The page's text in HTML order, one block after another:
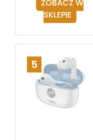
ZOBACZ W
SKLEPIE
5